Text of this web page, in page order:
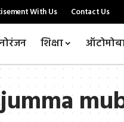
With Us Contact Us
शिक्षा